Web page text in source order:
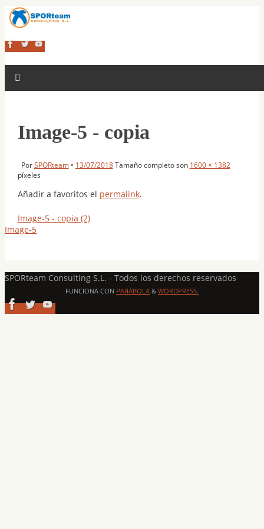
Image-5 - copia
PorSPORteam • 13/07/2018 Tamaño completo son 1600 × 1382
píxeles
Añadir a favoritos el permalink.
Image-5 - copia (2)
Image-5
SPORteam Consulting S.L. - Todos los derechos reservados
FUNCIONA CON PAЯABOLA & WORDPRESS.